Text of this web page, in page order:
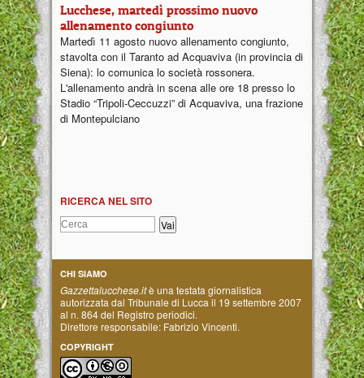
Lucchese, martedì prossimo nuovo
allenamento congiunto
Martedì 11 agosto nuovo allenamento congiunto,
stavolta con il Taranto ad Acquaviva (in provincia di
Siena): lo comunica lo società rossonera.
L'allenamento andrà in scena alle ore 18 presso lo
Stadio “Tripoli-Ceccuzzi” di Acquaviva, una frazione
di Montepulciano
RICERCA NEL SITO
CHI SIAMO
Gazzettalucchese.itè una testata giornalistica
autorizzata dal Tribunale di Lucca il 19 settembre 2007
al n. 864 del Registro periodici.
Direttore responsabile: Fabrizio Vincenti.
COPYRIGHT